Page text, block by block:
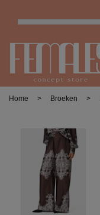
Home > Broeken >